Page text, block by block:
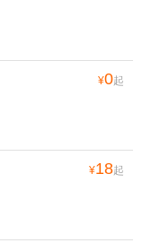
¥0起
¥18起